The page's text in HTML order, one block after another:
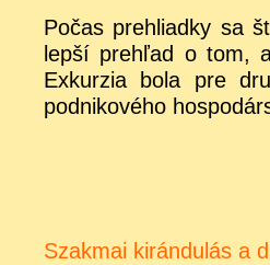
Počas prehliadky sa
lepší prehľad o tom,
Exkurzia bola pre
podnikového
Szakmai kirándulás a